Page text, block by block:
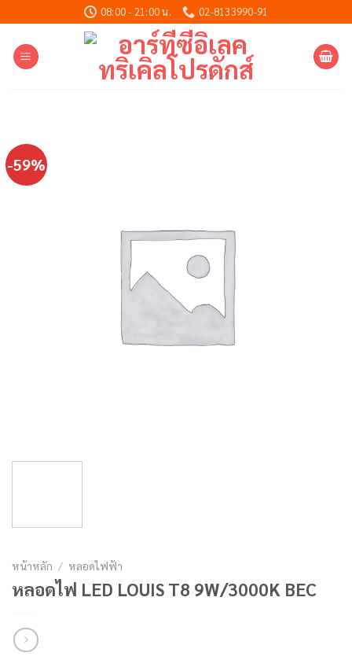
to
content
08:00 - 21:00 น. 02-8133990-91
-59%
หน้าหลัก / หลอดไฟฟ้า
หลอดไฟ LED LOUIS T8 9W/3000K BEC